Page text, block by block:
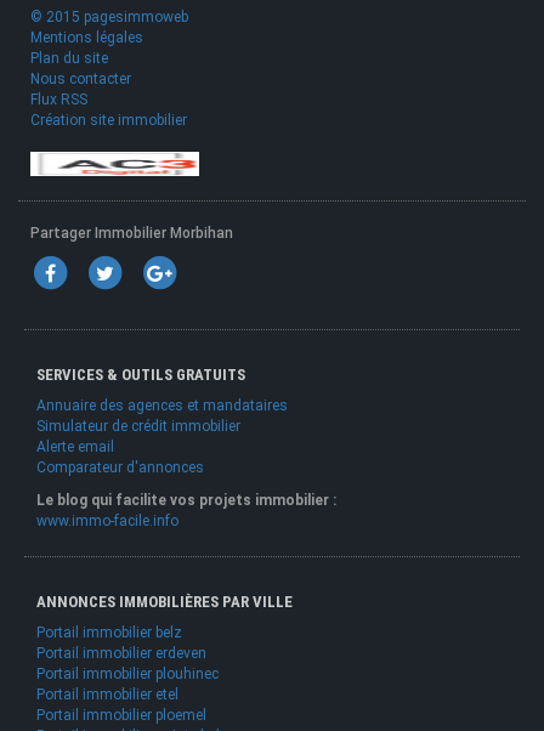
© 2015 pagesimmoweb
Mentions légales
Plan du site
Nous contacter
Flux RSS
Création site immobilier
Partager Immobilier Morbihan
SERVICES & OUTILS GRATUITS
Annuaire des agences et mandataires
Simulateur de crédit immobilier
Alerte email
Comparateur d'annonces
Le blog qui facilite vos projets immobilier :
www.immo-facile.info
ANNONCES IMMOBILIÈRES PAR VILLE
Portail immobilier belz
Portail immobilier erdeven
Portail immobilier plouhinec
Portail immobilier etel
Portail immobilier ploemel